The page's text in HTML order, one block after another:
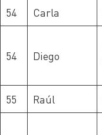
54
Carla
54 Diego
55
Raúl